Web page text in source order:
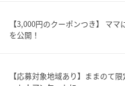
【3,000円のクーポンつき】 マ
を公開！
【応募対象地域あり】ままのて